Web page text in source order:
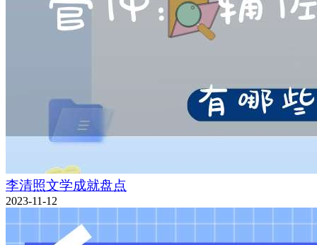
李清照文学成就盘点
2023-11-12